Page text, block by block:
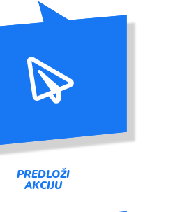
PREDLOŽI
AKCIJU